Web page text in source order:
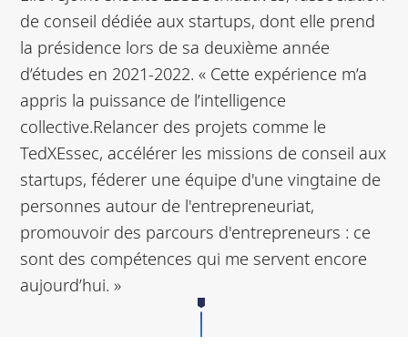
de conseil dédiée aux startups, dont elle prend
la présidence lors de sa deuxième année
d’études en 2021-2022. « Cette expérience m’a
appris la puissance de l’intelligence
collective.Relancer des projets comme le
TedXEssec, accélérer les missions de conseil aux
startups, féderer une équipe d'une vingtaine de
personnes autour de l'entrepreneuriat,
promouvoir des parcours d'entrepreneurs : ce
sont des compétences qui me servent encore
aujourd’hui. »